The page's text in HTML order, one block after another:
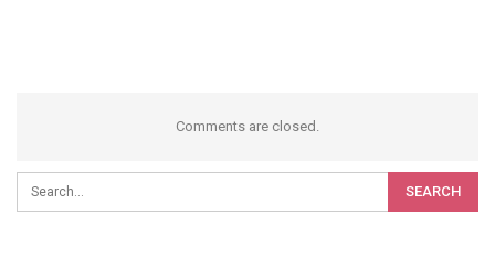
Comments are closed.